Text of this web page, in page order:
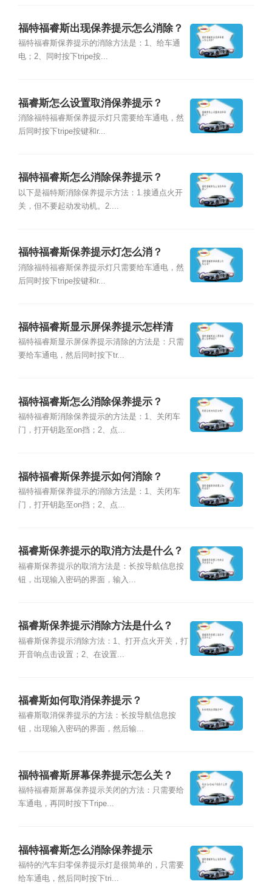
福特福睿斯出现保养提示怎么消除？
福特福睿斯保养提示的消除方法是：1、给车通
电；2、同时按下tripe按...
福睿斯怎么设置取消保养提示？
消除福特福睿斯保养提示灯只需要给车通电，然
后同时按下tripe按键和r...
福特福睿斯怎么消除保养提示？
以下是福特斯消除保养提示方法：1.接通点火开
关，但不要起动发动机。2....
福特福睿斯保养提示灯怎么消？
消除福特福睿斯保养提示灯只需要给车通电，然
后同时按下tripe按键和r...
福特福睿斯显示屏保养提示怎样清
除？
福特福睿斯显示屏保养提示清除的方法是：只需
要给车通电，然后同时按下tr...
福特福睿斯怎么消除保养提示？
福特福睿斯消除保养提示的方法是：1、关闭车
门，打开钥匙至on挡；2、点...
福特福睿斯保养提示如何消除？
福特福睿斯保养提示的消除方法是：1、关闭车
门，打开钥匙至on挡；2、点...
福睿斯保养提示的取消方法是什么？
福睿斯保养提示的取消方法是：长按导航信息按
钮，出现输入密码的界面，输入...
福睿斯保养提示消除方法是什么？
福睿斯保养提示消除方法：1、打开点火开关，打
开音响点击设置；2、在设置...
福睿斯如何取消保养提示？
福睿斯取消保养提示的方法：长按导航信息按
钮，出现输入密码的界面，然后输...
福特福睿斯屏幕保养提示怎么关？
福特福睿斯屏幕保养提示关闭的方法：只需要给
车通电，再同时按下Tripe...
福特福睿斯怎么消除保养提示
福特的汽车归零保养提示灯是很简单的，只需要
给车通电，然后同时按下tri...